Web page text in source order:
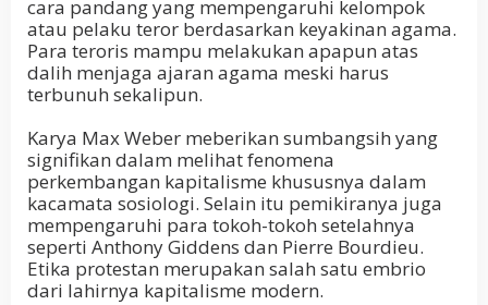
cara pandang yang mempengaruhi kelompok
atau pelaku teror berdasarkan keyakinan agama.
Para teroris mampu melakukan apapun atas
dalih menjaga ajaran agama meski harus
terbunuh sekalipun.
Karya Max Weber meberikan sumbangsih yang
signifikan dalam melihat fenomena
perkembangan kapitalisme khususnya dalam
kacamata sosiologi. Selain itu pemikiranya juga
mempengaruhi para tokoh-tokoh setelahnya
seperti Anthony Giddens dan Pierre Bourdieu.
Etika protestan merupakan salah satu embrio
dari lahirnya kapitalisme modern.